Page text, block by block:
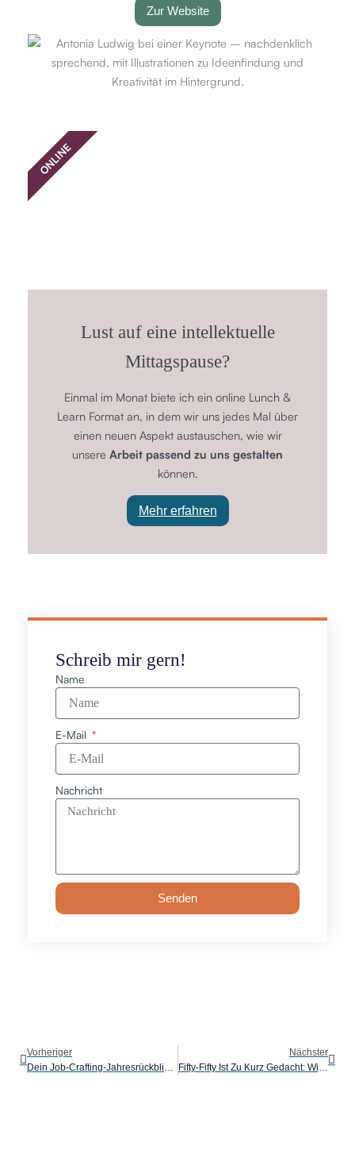
Zur Website
Lust auf eine intellektuelle
Mittagspause?
Einmal im Monat biete ich ein online Lunch &
Learn Format an, in dem wir uns jedes Mal über
einen neuen Aspekt austauschen, wie wir
unsere Arbeit passend zu uns gestalten
können.
Mehr erfahren
ONLINE
Schreib mir gern!
Name
E-Mail
Nachricht
Senden
Vorheriger
Dein Job-Crafting-Jahresrückblick 2025 | LUNCH & LEARN SERIE N°2
Nächster
Fifty-Fifty Ist Zu Kurz Gedacht: Wie Wollt Ihr Eigentlich Familie Leben?